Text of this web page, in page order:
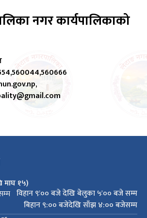
नगर कार्यपालिकाको
माघ १५)
विहान ९ः०० बजे देखि बेलुका ५ः०० बजे सम्म
बिहान ९:०० बजेदेखि साँझ ४:०० बजेसम्म